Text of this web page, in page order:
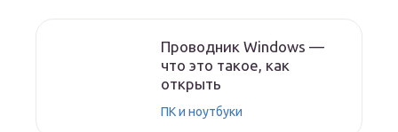
Проводник Windows —
что это такое, как
открыть
ПК и ноутбуки